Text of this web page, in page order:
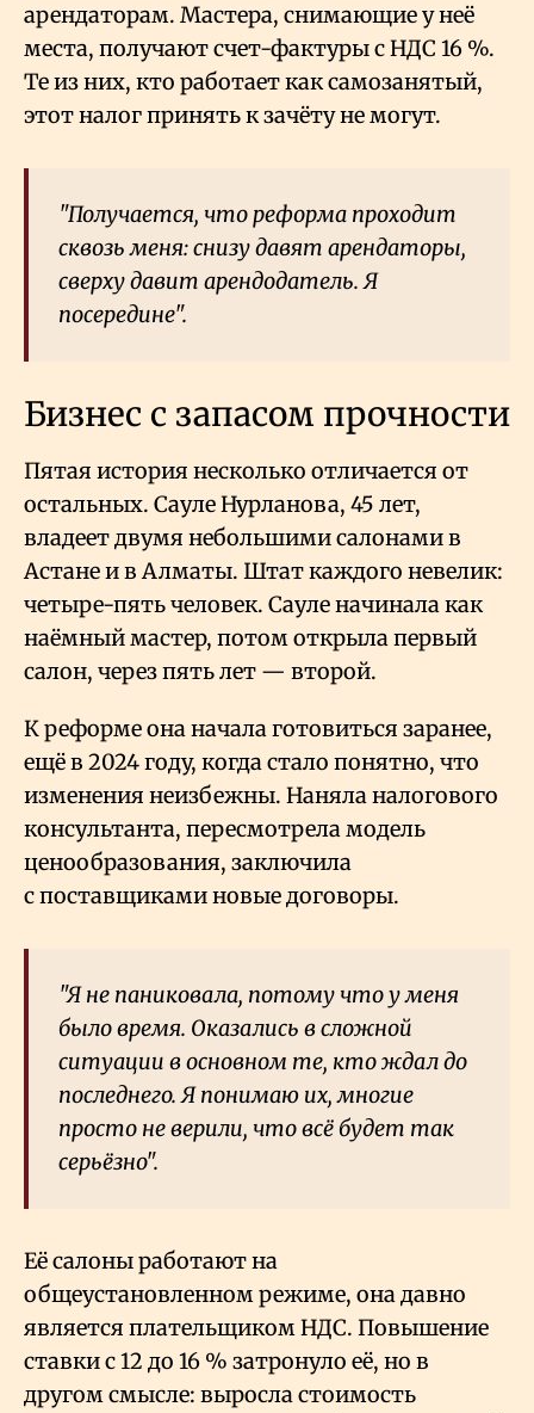
арендаторам. Мастера, снимающие у неё
места, получают счет-фактуры с НДС 16 %.
Те из них, кто работает как самозанятый,
этот налог принять к зачёту не могут.
"Получается, что реформа проходит
сквозь меня: снизу давят арендаторы,
сверху давит арендодатель. Я
посередине".
Бизнес с запасом прочности
Пятая история несколько отличается от
остальных. Сауле Нурланова, 45 лет,
владеет двумя небольшими салонами в
Астане и в Алматы. Штат каждого невелик:
четыре-пять человек. Сауле начинала как
наёмный мастер, потом открыла первый
салон, через пять лет — второй.
К реформе она начала готовиться заранее,
ещё в 2024 году, когда стало понятно, что
изменения неизбежны. Наняла налогового
консультанта, пересмотрела модель
ценообразования, заключила
с поставщиками новые договоры.
"Я не паниковала, потому что у меня
было время. Оказались в сложной
ситуации в основном те, кто ждал до
последнего. Я понимаю их, многие
просто не верили, что всё будет так
серьёзно".
Её салоны работают на
общеустановленном режиме, она давно
является плательщиком НДС. Повышение
ставки с 12 до 16 % затронуло её, но в
другом смысле: выросла стоимость